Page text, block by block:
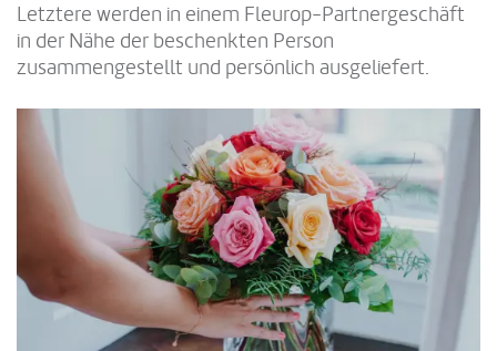
Letztere werden in einem Fleurop-Partnergeschäft
in der Nähe der beschenkten Person
zusammengestellt und persönlich ausgeliefert.